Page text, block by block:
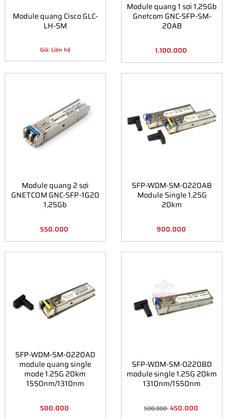
Module quang Cisco GLC-
LH-SM
Giá: Liên hệ
Module quang 1 sợi 1,25Gb
Gnetcom GNC-SFP-SM-
20AB
1.100.000
Module quang 2 sợi
GNETCOM GNC-SFP-1G20
1,25Gb
550.000
SFP-WDM-SM-0220AB
Module Single 1.25G
20km
900.000
SFP-WDM-SM-0220AD
module quang single
mode 1.25G 20km
1550nm/1310nm
500.000
SFP-WDM-SM-0220BD
module single 1.25G 20km
1310nm/1550nm
500.000450.000